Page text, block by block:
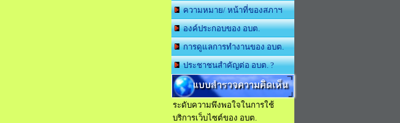
ความหมาย/ หน้าที่ของสภาฯ
องค์ประกอบของ อบต.
การดูแลการทำงานของ อบต.
ประชาชนสำคัญต่อ อบต. ?
แบบสำรวจความคิดเห็น
ระดับความพึงพอใจในการใช้
บริการเว็บไซต์ของ อบต.